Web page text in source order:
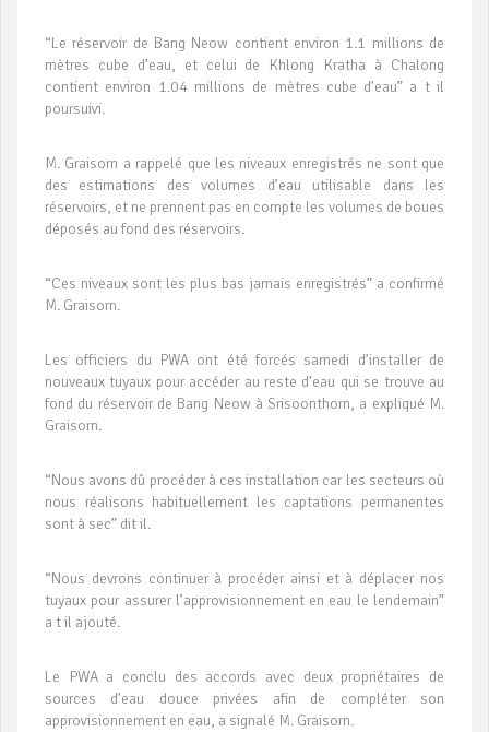
“Le réservoir de Bang Neow contient environ 1.1 millions de
mètres cube d’eau, et celui de Khlong Kratha à Chalong
contient environ 1.04 millions de mètres cube d’eau” a t il
poursuivi.
M. Graisorn a rappelé que les niveaux enregistrés ne sont que
des estimations des volumes d’eau utilisable dans les
réservoirs, et ne prennent pas en compte les volumes de boues
déposés au fond des réservoirs.
“Ces niveaux sont les plus bas jamais enregistrés” a confirmé
M. Graisorn.
Les officiers du PWA ont été forcés samedi d’installer de
nouveaux tuyaux pour accéder au reste d’eau qui se trouve au
fond du réservoir de Bang Neow à Srisoonthorn, a expliqué M.
Graisorn.
“Nous avons dû procéder à ces installation car les secteurs où
nous réalisons habituellement les captations permanentes
sont à sec” dit il.
“Nous devrons continuer à procéder ainsi et à déplacer nos
tuyaux pour assurer l’approvisionnement en eau le lendemain”
a t il ajouté.
Le PWA a conclu des accords avec deux propriétaires de
sources d’eau douce privées afin de compléter son
approvisionnement en eau, a signalé M. Graisorn.